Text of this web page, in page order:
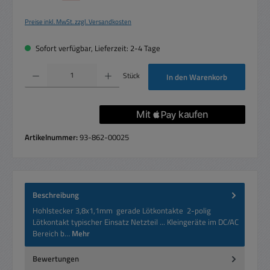
Preise inkl. MwSt. zzgl. Versandkosten
Sofort verfügbar, Lieferzeit: 2-4 Tage
Produkt Anzahl: Gib den gewünschten Wert ein oder benutze die Schaltflächen um
Stück In den Warenkorb
Artikelnummer:93-862-00025
Beschreibung
Hohlstecker 3,8x1,1mm gerade Lötkontakte 2-polig
Lötkontakt typischer Einsatz Netzteil ... Kleingeräte im DC/AC
Bereich b… Mehr
Bewertungen